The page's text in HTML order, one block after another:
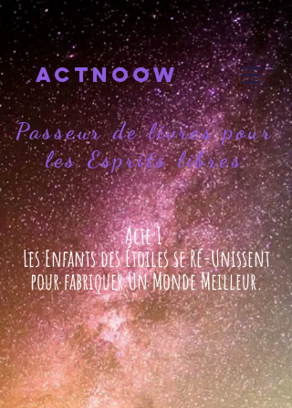
actnoow
Passeur de livres pour
les Esprits libres
Acte 1
Les Enfants des Étoiles se Ré-Unissent
pour fabriquer Un Monde Meilleur.